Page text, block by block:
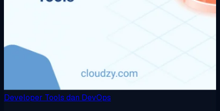
Developer Tools dan DevOps